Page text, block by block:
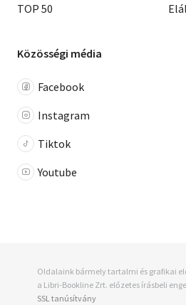
TOP 50
Közösségi média
Facebook
Instagram
Tiktok
Youtube
Oldalaink bármely tartalmi és grafikai
a Libri-Bookline Zrt. előzetes írásbeli
SSL tanúsítvány